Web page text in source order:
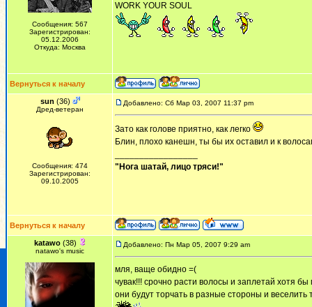
Сообщения: 567
Зарегистрирован:
05.12.2006
Откуда: Москва
WORK YOUR SOUL
Вернуться к началу
sun (36)
Дред-ветеран
Сообщения: 474
Зарегистрирован:
09.10.2005
Добавлено: Сб Мар 03, 2007 11:37 pm
Зато как голове приятно, как легко
Блин, плохо канешн, ты бы их оставил и к
"Нога шатай, лицо тряси!"
Вернуться к началу
katawo(38)
natawo's music
Добавлено: Пн Мар 05, 2007 9:29 am
мля, ваще обидно =(
чувак!!! срочно расти волосы и заплетай хотя
они будут торчать в разные стороны и веселить